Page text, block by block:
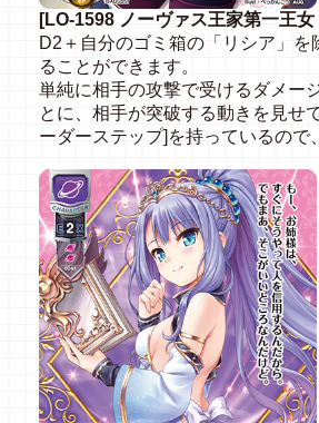
[LO-1598 ノーヴァス王家第一王
D2＋自分のゴミ箱の「リシア」
ることができます。
単純に相手の攻撃で受けるダメー
とに、相手が突破する動きを見せ
ーダーステップ]を持っているの